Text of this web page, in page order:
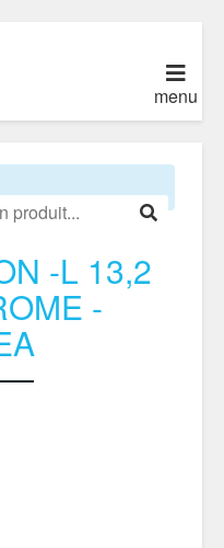
menu
-L 13,2
-